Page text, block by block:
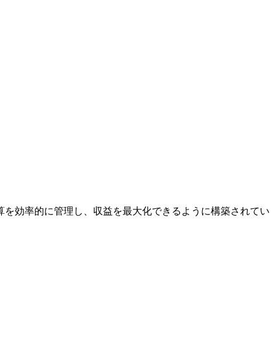
効率的に管理し、収益を最大化できるように構築されてい